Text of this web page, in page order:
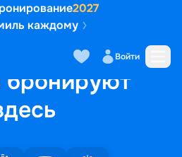
2027
каждому
Войти
бронируют